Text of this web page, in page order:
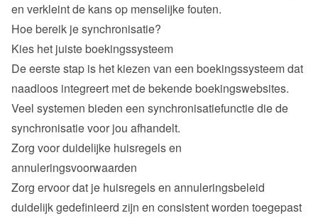
en verkleint de kans op menselijke fouten.
Hoe bereik je synchronisatie?
Kies het juiste boekingssysteem
De eerste stap is het kiezen van een boekingssysteem dat
naadloos integreert met de bekende boekingswebsites.
Veel systemen bieden een synchronisatiefunctie die de
synchronisatie voor jou afhandelt.
Zorg voor duidelijke huisregels en
annuleringsvoorwaarden
Zorg ervoor dat je huisregels en annuleringsbeleid
duidelijk gedefinieerd zijn en consistent worden toegepast